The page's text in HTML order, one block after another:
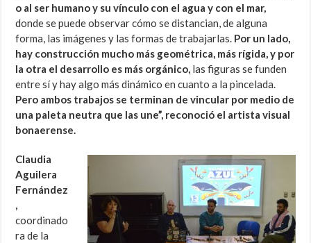
o al ser humano y su vínculo con el agua y con el mar,
donde se puede observar cómo se distancian, de alguna
forma, las imágenes y las formas de trabajarlas. Por un lado,
hay construcción mucho más geométrica, más rígida, y por
la otra el desarrollo es más orgánico, las figuras se funden
entre sí y hay algo más dinámico en cuanto a la pincelada.
Pero ambos trabajos se terminan de vincular por medio de
una paleta neutra que las une”, reconoció el artista visual
bonaerense.
Claudia
Aguilera
Fernández
,
coordinado
ra de la